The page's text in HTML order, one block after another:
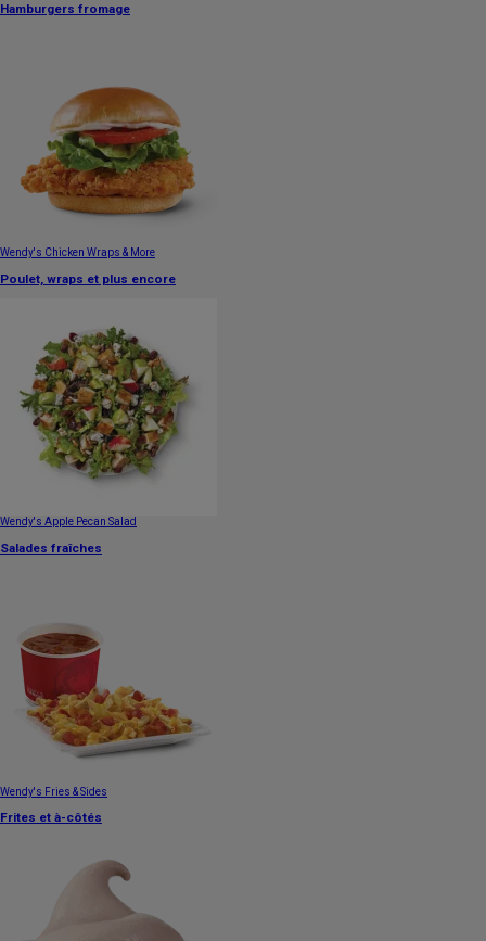
Hamburgers fromage
Wendy's Chicken Wraps & More
Poulet, wraps et plus encore
Wendy's Apple Pecan Salad
Salades fraîches
Wendy's Fries & Sides
Frites et à-côtés